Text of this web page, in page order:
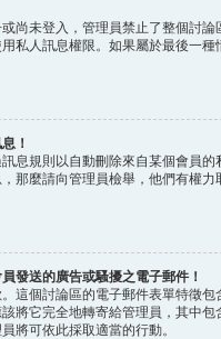
尚未登入，管理員禁止了整個討論
私人訊息權限。如果屬於最後一種
！
息規則以自動刪除來自某個會員的
那麼請向管理員檢舉，他們有權力
發送的廣告或騷擾之電子郵件！
這個討論區的電子郵件表單特徵包
將它完全地轉寄給管理員，其中包
將可依此採取適當的行動。